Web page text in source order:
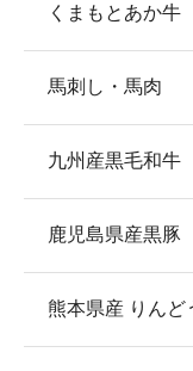
くまもとあか牛
馬刺し・馬肉
九州産黒毛和牛
鹿児島県産黒豚
熊本県産 りんど